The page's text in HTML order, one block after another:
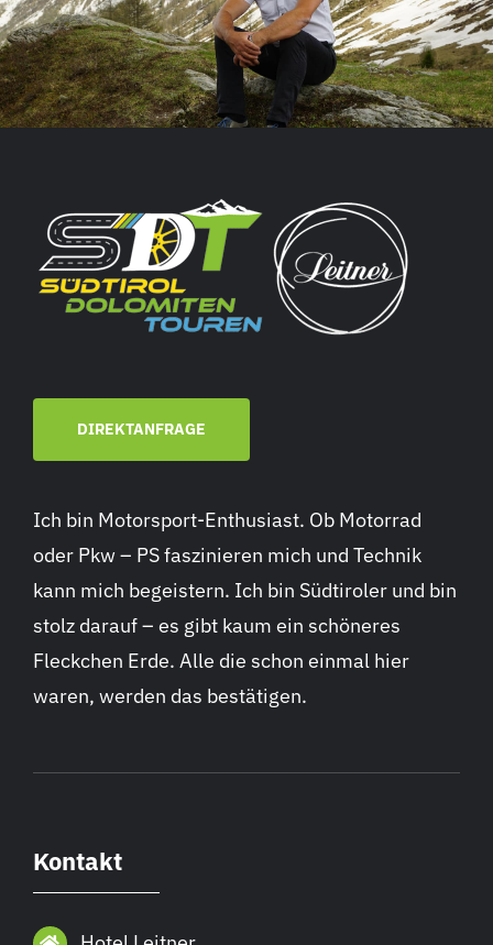
DIREKTANFRAGE
Ich bin Motorsport-Enthusiast. Ob Motorrad
oder Pkw – PS faszinieren mich und Technik
kann mich begeistern. Ich bin Südtiroler und bin
stolz darauf – es gibt kaum ein schöneres
Fleckchen Erde. Alle die schon einmal hier
waren, werden das bestätigen.
Kontakt